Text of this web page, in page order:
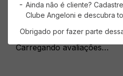
Mais recentes Todos
Carregando avaliações…
Ainda não é cliente?
Clube Angeloni e descubra
Obrigado por fazer parte